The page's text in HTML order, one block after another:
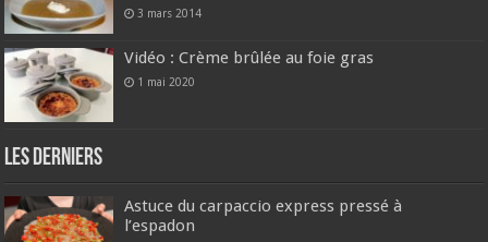
3 mars 2014
Vidéo : Crème brûlée au foie gras
1 mai 2020
Les derniers
Astuce du carpaccio express pressé à
l’espadon